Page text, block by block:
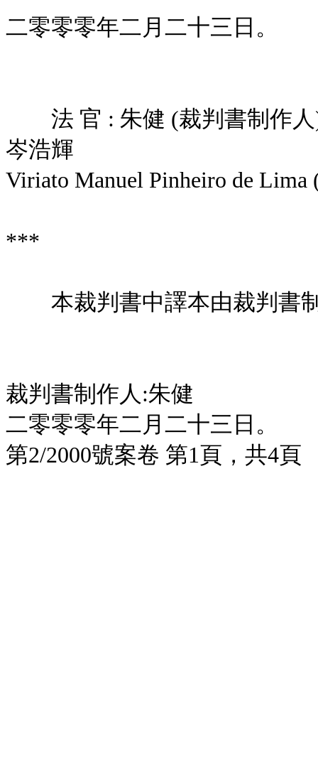
二零零零年二月二十三日。
法 官 : 朱健 (裁判書制作
岑浩輝
Viriato Manuel Pinheiro de Lima
***
本裁判書中譯本由裁判書
裁判書制作人:朱健
二零零零年二月二十三日。
第2/2000號案卷 第1頁，共4頁